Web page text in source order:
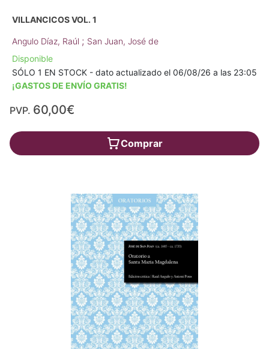
VILLANCICOS VOL. 1
Angulo Díaz, Raúl ; San Juan, José de
Disponible
SÓLO 1 EN STOCK - dato actualizado el 06/08/26 a las 23:05
¡GASTOS DE ENVÍO GRATIS!
PVP. 60,00€
Comprar